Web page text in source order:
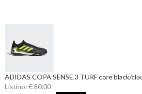
ADIDAS COPA SENSE.3 TURF core black/
Listino: € 80,00